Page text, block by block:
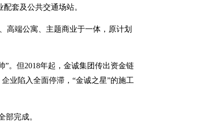
套及公共交通场站。
端公寓、主题商业于一体，原计划
”。但2018年起，金诚集团传出资金链
业陷入全面停滞，“金诚之星”的施工
部完成。